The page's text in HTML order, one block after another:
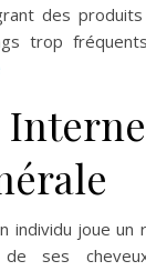
des
trop
individu joue un
ses